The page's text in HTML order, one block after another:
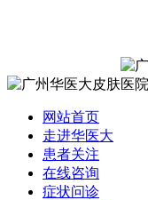
网站首页
走进华医大
患者关注
在线咨询
症状问诊